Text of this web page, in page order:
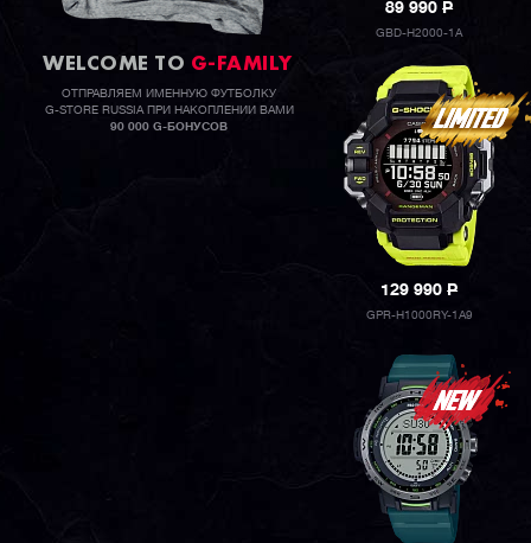
WELCOME TO G-FAMILY
ОТПРАВЛЯЕМ ИМЕННУЮ ФУТБОЛКУ
G-STORE RUSSIA ПРИ НАКОПЛЕНИИ ВАМИ
90 000 G-БОНУСОВ
89 990P
GBD-H2000-1A
129 990P
GPR-H1000RY-1A9